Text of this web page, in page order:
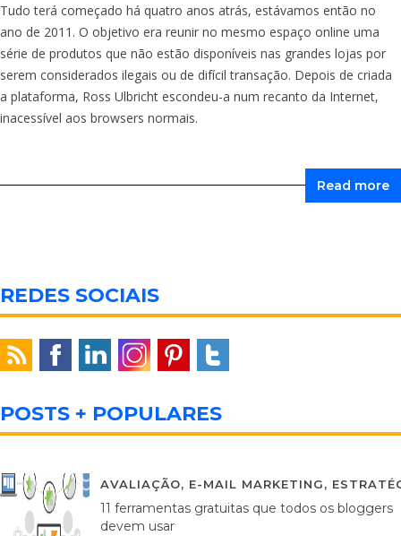
Tudo terá começado há quatro anos atrás, estávamos então no
ano de 2011. O objetivo era reunir no mesmo espaço online uma
série de produtos que não estão disponíveis nas grandes lojas por
serem considerados ilegais ou de difícil transação. Depois de criada
a plataforma, Ross Ulbricht escondeu-a num recanto da Internet,
inacessível aos browsers normais.
Read more
REDES SOCIAIS
POSTS + POPULARES
AVALIAÇÃO, E-MAIL MARKETING,
11 ferramentas gratuitas que todos os bloggers
devem usar